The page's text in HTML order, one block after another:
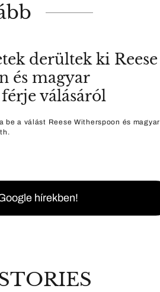
derültek ki Reese
és magyar
válásáról
be a válást Reese Witherspoon és magyar
hírekben!